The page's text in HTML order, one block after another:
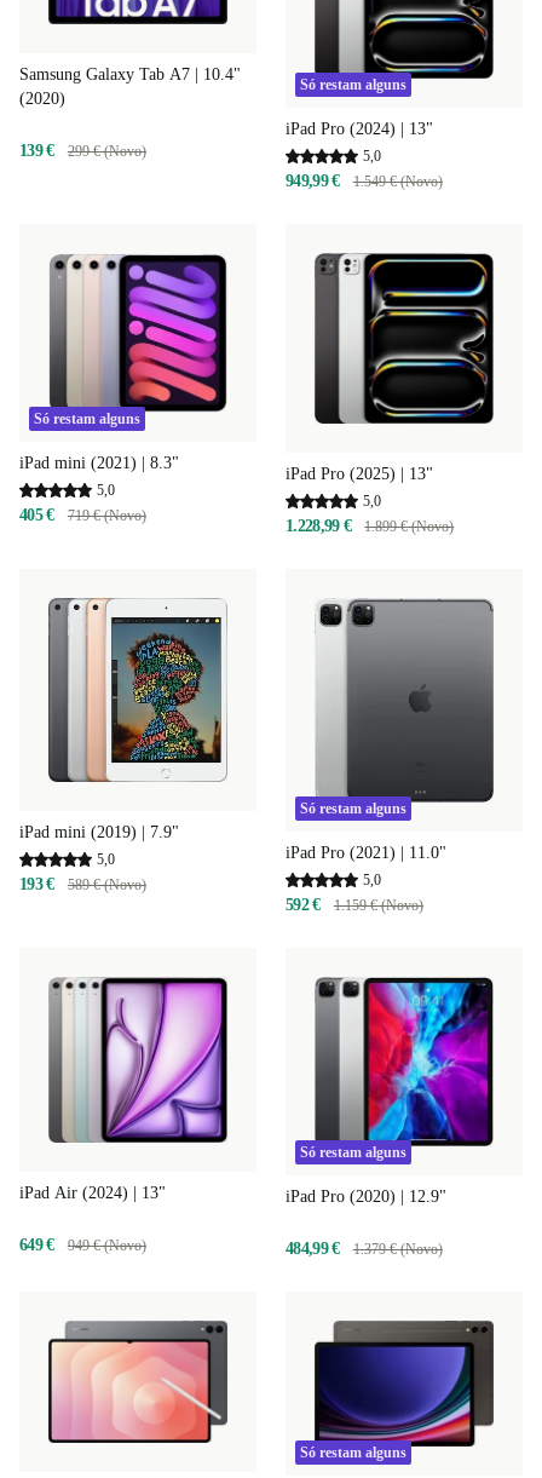
Samsung Galaxy Tab A7 | 10.4"
(2020)
139 € 299 € (Novo)
Só restam alguns
iPad Pro (2024) | 13"
5,0
949,99 € 1.549 € (Novo)
Só restam alguns
iPad mini (2021) | 8.3"
5,0
405 € 719 € (Novo)
iPad Pro (2025) | 13"
5,0
1.228,99 € 1.899 € (Novo)
iPad mini (2019) | 7.9"
5,0
193 € 589 € (Novo)
Só restam alguns
iPad Pro (2021) | 11.0"
5,0
592 € 1.159 € (Novo)
iPad Air (2024) | 13"
649 € 949 € (Novo)
Só restam alguns
iPad Pro (2020) | 12.9"
484,99 € 1.379 € (Novo)
Só restam alguns